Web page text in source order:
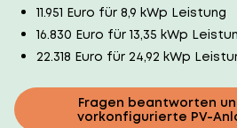
11.951 Euro für 8,9 kWp Leistung
16.830 Euro für 13,35 kWp
22.318 Euro für 24,92 kWp
Fragen beantworten
vorkonfigurierte PV-